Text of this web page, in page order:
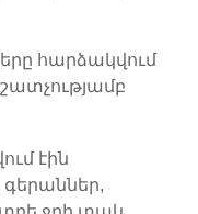
հարձակվում
էին